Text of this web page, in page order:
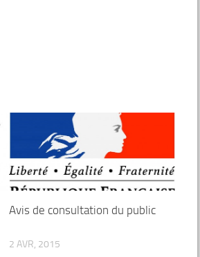
Avis de consultation du public
2 AVR, 2015